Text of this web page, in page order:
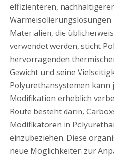
effizienteren,
Wärmeisolierungslösungen
Materialien, die
verwendet werden, sticht
hervorragenden
Gewicht und seine
Polyurethansystemen kann
Modifikation erheblich
Route besteht darin,
Modifikatoren in
einzubeziehen. Diese
neue Möglichkeiten zur